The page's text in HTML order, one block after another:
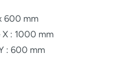
600 mm
: 1000 mm
: 600 mm